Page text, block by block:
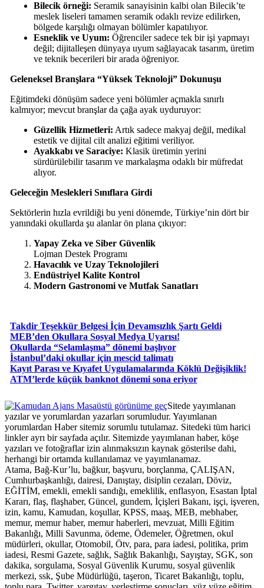
Bilecik örneği: Seramik sanayisinin kalbi olan Bilecik’te
meslek liseleri tamamen seramik odaklı revize edilirken,
bölgede karşılığı olmayan bölümler kapatılıyor.
Esneklik ve Uyum: Öğrenciler sadece tek bir işi yapmayı
değil; dijitalleşen dünyaya uyum sağlayacak tasarım, üretim
ve teknik becerileri bir arada öğreniyor.
Geleneksel Branşlara “Yüksek Teknoloji” Dokunuşu
Eğitimdeki dönüşüm sadece yeni bölümler açmakla sınırlı
kalmıyor; mevcut branşlar da çağa ayak uyduruyor:
Güzellik Hizmetleri: Artık sadece makyaj değil, medikal
estetik ve dijital cilt analizi eğitimi veriliyor.
Ayakkabı ve Saraciye: Klasik üretimin yerini
sürdürülebilir tasarım ve markalaşma odaklı bir müfredat
alıyor.
Geleceğin Meslekleri Sınıflara Girdi
Sektörlerin hızla evrildiği bu yeni dönemde, Türkiye’nin dört bir
yanındaki okullarda şu alanlar ön plana çıkıyor:
Yapay Zeka ve Siber Güvenlik
Lojman Destek Programı
Havacılık ve Uzay Teknolojileri
Endüstriyel Kalite Kontrol
Modern Gastronomi ve Mutfak Sanatları
Takdir Teşekkür Belgesi İçin Devamsızlık Şartı Geldi
MEB’den Okullara Sosyal Medya Uyarısı!
Okullarda “Selamlaşma” dönemi başlıyor
İstanbul’daki okullar için mescid talimatı
Kayıt Parası ve Kıyafet Uygulamalarında Köklü Değişiklik!
ATM’lerde küçük banknot dönemi sona eriyor
Masaüstü görünüme geçSitede yayımlanan
yazılar ve yorumlardan yazarları sorumludur. Yayımlanan
yorumlardan Haber sitemiz sorumlu tutulamaz. Sitedeki tüm harici
linkler ayrı bir sayfada açılır. Sitemizde yayımlanan haber, köşe
yazıları ve fotoğraflar izin alınmaksızın kaynak gösterilse dahi,
herhangi bir ortamda kullanılamaz ve yayımlanamaz.
Atama, Bağ-Kur’lu, bağkur, başvuru, borçlanma, ÇALIŞAN,
Cumhurbaşkanlığı, dairesi, Danıştay, disiplin cezaları, Döviz,
EĞİTİM, emekli, emekli sandığı, emeklilik, enflasyon, Esastan İptal
Kararı, flaş, flaşhaber, Güncel, gundem, İçişleri Bakanı, işçi, işveren,
izin, kamu, Kamudan, koşullar, KPSS, maaş, MEB, mebhaber,
memur, memur haber, memur haberleri, mevzuat, Milli Eğitim
Bakanlığı, Milli Savunma, ödeme, Ödemeler, Öğretmen, okul
müdürleri, okullar, Otomobil, Ötv, para, para iadesi, politika, prim
iadesi, Resmi Gazete, sağlık, Sağlık Bakanlığı, Sayıştay, SGK, son
dakika, sorgulama, Sosyal Güvenlik Kurumu, sosyal güvenlik
merkezi, ssk, Şube Müdürlüğü, taşeron, Ticaret Bakanlığı, toplu,